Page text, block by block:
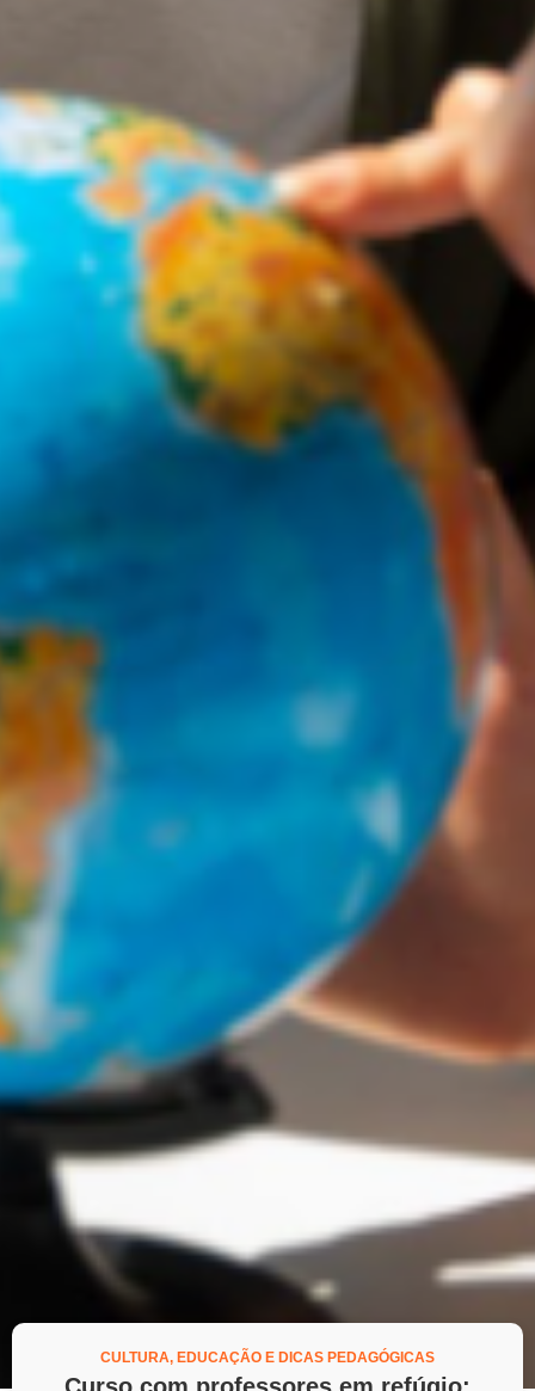
CULTURA, EDUCAÇÃO E DICAS PEDAGÓGICAS